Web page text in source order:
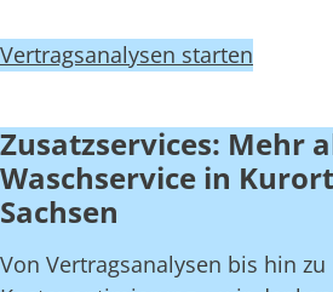
Vertragsanalysen starten
Zusatzservices: Mehr
Waschservice in
Sachsen
Von Vertragsanalysen bis hin zu